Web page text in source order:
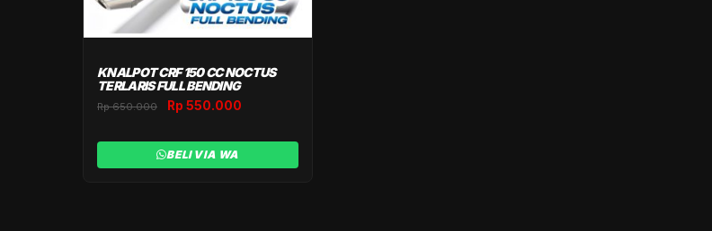
KNALPOT CRF 150 CC NOCTUS
TERLARIS FULL BENDING
Rp650.000
Original
was:
Rp 650.000.
Rp 550.000
is:
BELI VIA WA